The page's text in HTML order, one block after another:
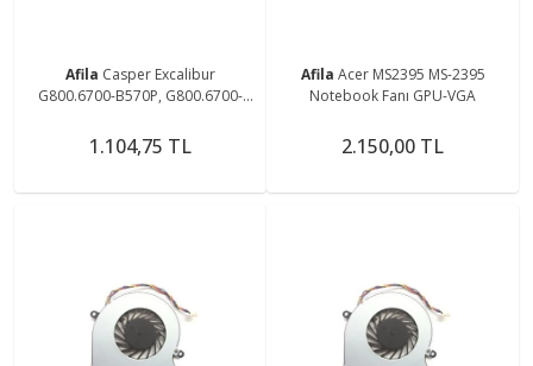
Afila Casper Excalibur
G800.6700-B570P, G800.6700-
1.104,75 TL
Afila Acer MS2395 MS-2395
Notebook Fanı GPU-VGA
2.150,00 TL